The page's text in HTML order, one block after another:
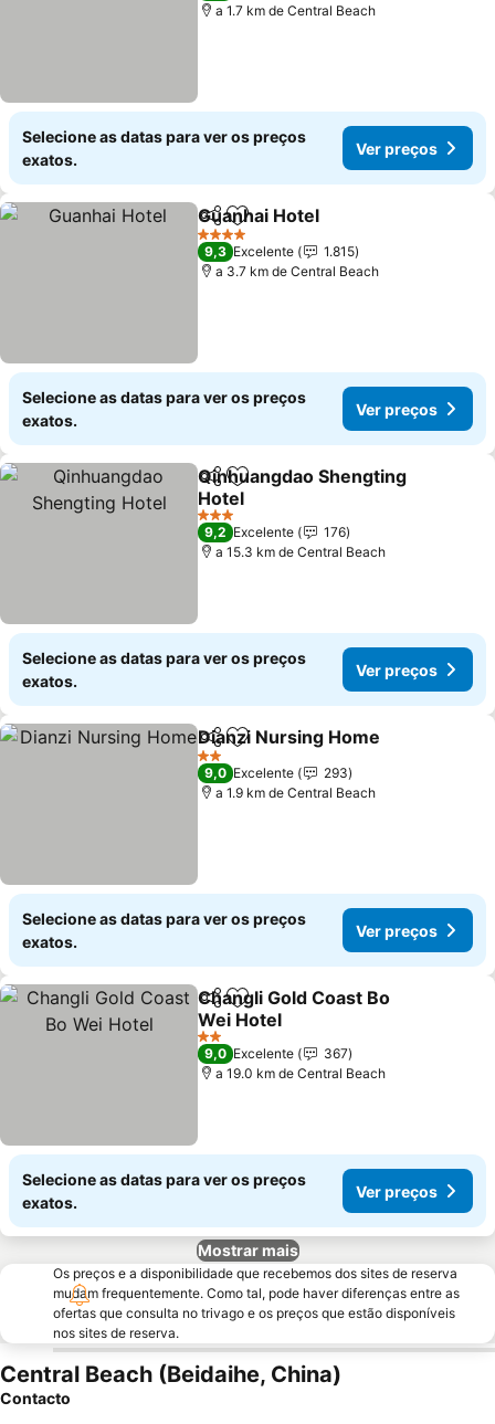
a 1.7 km de Central Beach
Selecione as datas para ver os preços
exatos.
Ver preços
PartilharAdicionar aos favoritos
Guanhai Hotel
4 Estrelas
9,3 Excelente
1.815
a 3.7 km de Central Beach
Selecione as datas para ver os preços
exatos.
Ver preços
PartilharAdicionar aos favoritos
Qinhuangdao Shengting
Hotel
Ver preços
3 Estrelas
9,2 Excelente
176
a 15.3 km de Central Beach
Selecione as datas para ver os preços
exatos.
Ver preços
PartilharAdicionar aos favoritos
Dianzi Nursing Home
2 Estrelas
9,0 Excelente
293
a 1.9 km de Central Beach
Selecione as datas para ver os preços
exatos.
Ver preços
PartilharAdicionar aos favoritos
Changli Gold Coast Bo
Wei Hotel
Ver preços
2 Estrelas
9,0 Excelente
367
a 19.0 km de Central Beach
Selecione as datas para ver os preços
exatos.
Ver preços
Mostrar mais
Os preços e a disponibilidade que recebemos dos sites de reserva
mudam frequentemente. Como tal, pode haver diferenças entre as
ofertas que consulta no trivago e os preços que estão disponíveis
nos sites de reserva.
Central Beach (Beidaihe, China)
Contacto